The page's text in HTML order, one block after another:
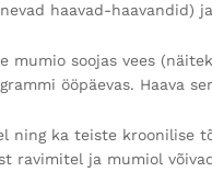
haavad-haavandid)
mumio soojas vees
ööpäevas. Haava
ning ka teiste kroonilise
ravimitel ja mumiol